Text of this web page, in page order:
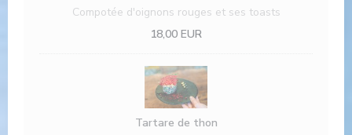
Compotée d'oignons rouges et ses toasts
18,00 EUR
Tartare de thon